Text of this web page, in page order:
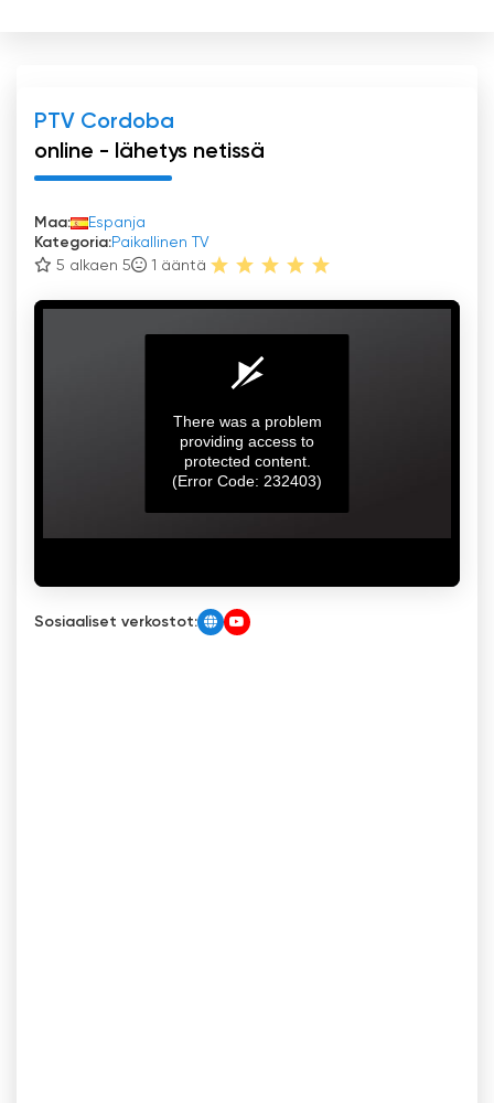
PTV Cordoba
online - lähetys netissä
Maa:
Espanja
Kategoria:Paikallinen TV
5 alkaen 5
1 ääntä
Sosiaaliset verkostot: